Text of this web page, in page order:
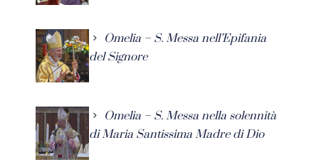
Omelia – S. Messa nell’Epifania
del Signore
Omelia – S. Messa nella solennità
di Maria Santissima Madre di Dio